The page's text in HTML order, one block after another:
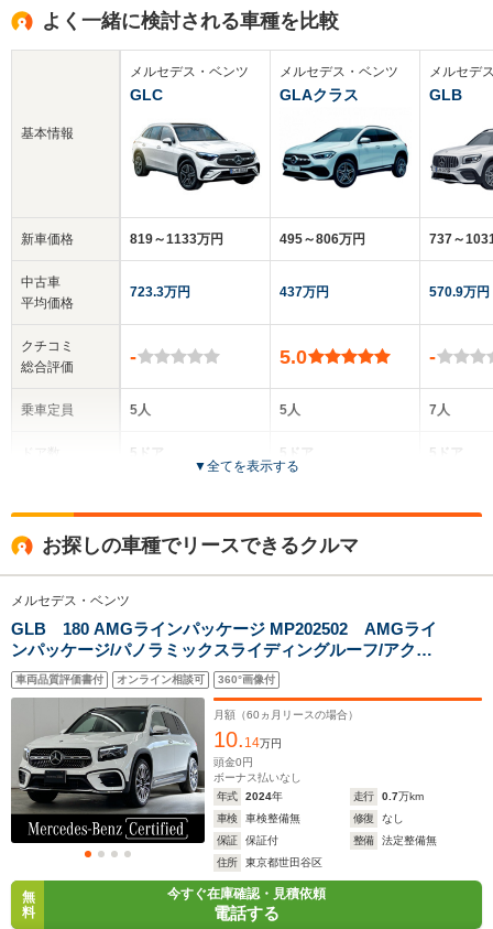
よく一緒に検討される車種を比較
基本情報
新車価格
中古車
平均価格
クチコミ
総合評価
乗車定員
サイズ
(全長x全幅x全高)
WLTCモード
燃費
メルセデス・ベンツ
GLC
819～1133万円
723.3万円
-
5人
5ドア
全高
1.89m～1.92m
全長
4.72m～4.73m
ホイールベース
-m
11.9～18.1km/L
└市街地:9.2～
14.3km/L
18.5km/L
└高速道路:13.4～
メルセデス・ベンツ
GLAクラス
495～806万円
437万円
5.0
5人
5ドア
全高
1.84m～1.85m
全長
4.42m～4.45m
14.0～16.5km/L
└市街地:10.6～
└郊外:14.3～
16.5km/L
メルセデ
GLB
737～
570.9万円
-
7人
5ドア
全
8.5km/L
▼全てを表示する
お探しの車種でリースできるクルマ
メルセデス・ベンツ
GLB 180 AMGラインパッケージ MP202502 AMGライ
ンパッケージ/パノラミックスライディングルーフ/アクテ
ィブディスタンスアシストディストロニック運転席・助
手席シートヒーター/360度カメラ/純正ドライブレコーダ
ー/アンビエントライト64色
車両品質評価書付 オンライン相談可 360°画像付
月額（60 ヵ月リースの場合）
10. 14万円
頭金0円
ボーナス払いなし
年式
2024年 走行 0.7万km
車検
車検整備無 修復
なし
保証
保証付 整備
法定整備無
住所
東京都世田谷区
無
料
今すぐ在庫確認・見積依頼
電話する